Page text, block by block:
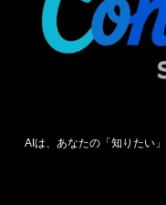
AIは、あなたの「知りたい